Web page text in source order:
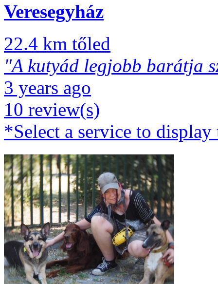
Veresegyház
22.4 km tőled
"A kutyád legjobb barátja
3 years ago
10 review(s)
*Select a service to